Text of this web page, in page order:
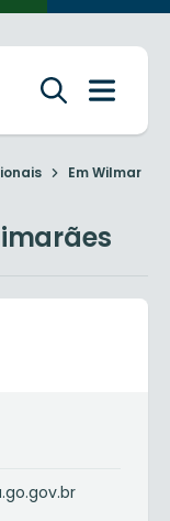
Em Wilmar